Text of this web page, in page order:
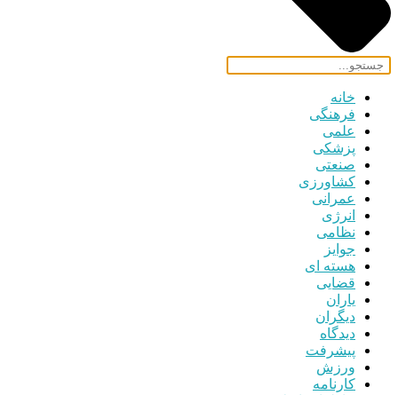
خانه
فرهنگی
علمی
پزشکی
صنعتی
کشاورزی
عمرانی
انرژی
نظامی
جوایز
هسته ای
قضایی
یاران
دیگران
دیدگاه
پیشرفت
ورزش
کارنامه